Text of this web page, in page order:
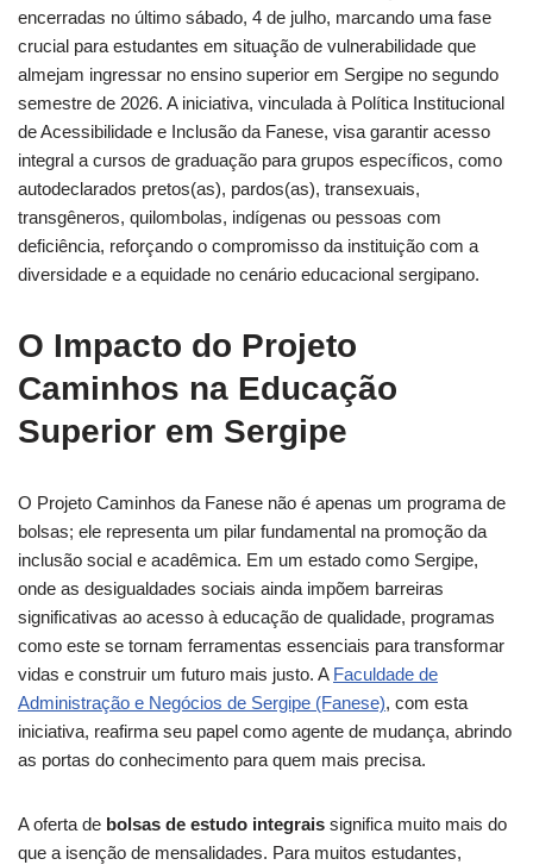
encerradas no último sábado, 4 de julho, marcando uma fase
crucial para estudantes em situação de vulnerabilidade que
almejam ingressar no ensino superior em Sergipe no segundo
semestre de 2026. A iniciativa, vinculada à Política Institucional
de Acessibilidade e Inclusão da Fanese, visa garantir acesso
integral a cursos de graduação para grupos específicos, como
autodeclarados pretos(as), pardos(as), transexuais,
transgêneros, quilombolas, indígenas ou pessoas com
deficiência, reforçando o compromisso da instituição com a
diversidade e a equidade no cenário educacional sergipano.
O Impacto do Projeto
Caminhos na Educação
Superior em Sergipe
O Projeto Caminhos da Fanese não é apenas um programa de
bolsas; ele representa um pilar fundamental na promoção da
inclusão social e acadêmica. Em um estado como Sergipe,
onde as desigualdades sociais ainda impõem barreiras
significativas ao acesso à educação de qualidade, programas
como este se tornam ferramentas essenciais para transformar
vidas e construir um futuro mais justo. A Faculdade de
Administração e Negócios de Sergipe (Fanese), com esta
iniciativa, reafirma seu papel como agente de mudança, abrindo
as portas do conhecimento para quem mais precisa.
A oferta de bolsas de estudo integrais significa muito mais do
que a isenção de mensalidades. Para muitos estudantes,